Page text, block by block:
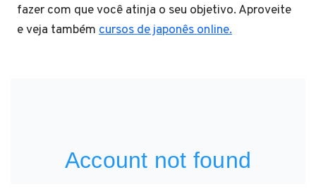
fazer com que você atinja o seu objetivo. Aproveite
e veja também cursos de japonês online.